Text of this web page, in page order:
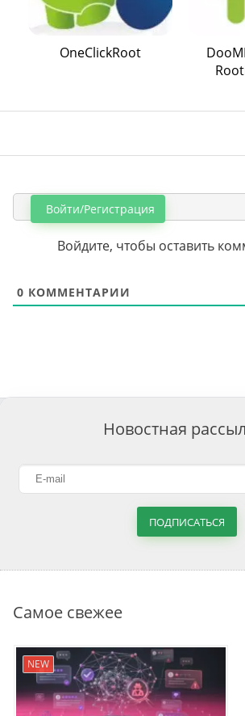
OneClickRoot
Войти/Регистрация
Войдите, чтобы оставить
0 КОММЕНТАРИИ
Новостная
ПОДПИСАТЬСЯ
Самое свежее
NEW